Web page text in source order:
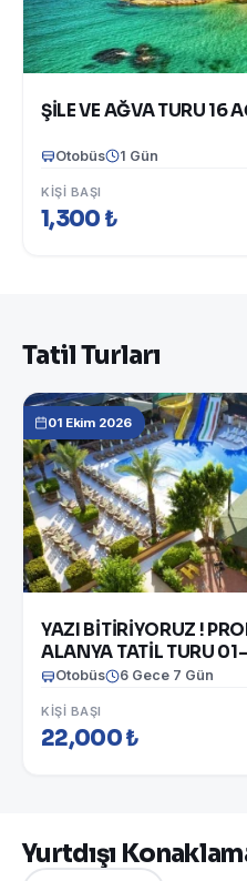
ŞİLE VE AĞVA TURU 16
Otobüs 1 Gün
KIŞI BAŞI
1,300 ₺
Tatil Turları
01 Ekim 2026
YAZI BİTİRİYORUZ !
Otobüs 6 Gece 7 Gün
KIŞI BAŞI
22,000 ₺
Yurtdışı